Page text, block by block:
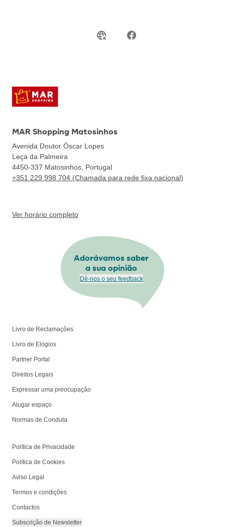
MAR Shopping Matosinhos
Avenida Doutor Óscar Lopes
Leça da Palmeira
4450-337 Matosinhos, Portugal
+351 229 998 704 (Chamada para rede fixa nacional)
Ver horário completo
Adorávamos saber
a sua opinião
Dê-nos o seu feedback
Livro de Reclamações
Livro de Elogios
Partner Portal
Direitos Legais
Expressar uma preocupação
Alugar espaço
Normas de Conduta
Política de Privacidade
Política de Cookies
Aviso Legal
Termos e condições
Contactos
Subscrição de Newsletter